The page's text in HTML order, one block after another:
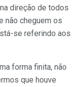
direção de todos
não cheguem os
se referindo aos
forma finita, não
que houve